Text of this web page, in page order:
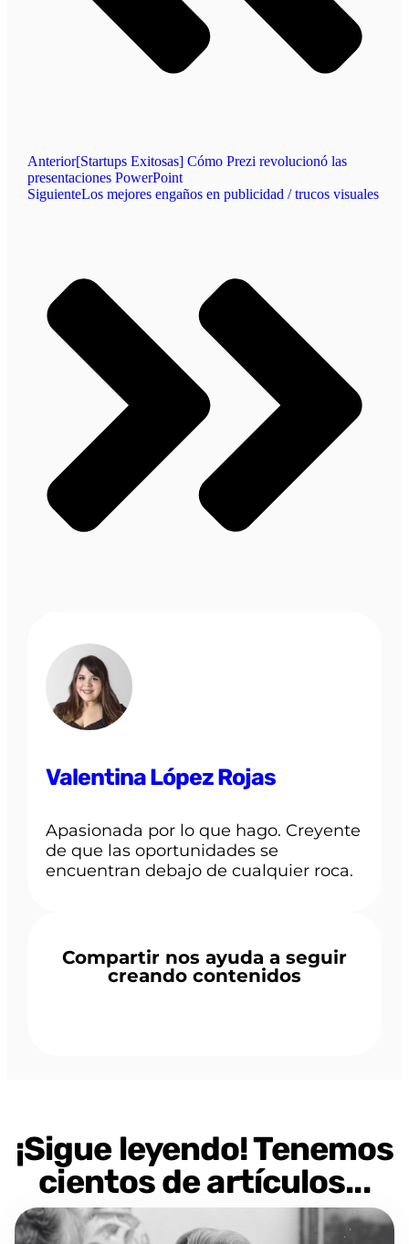
Anterior[Startups Exitosas] Cómo Prezi revolucionó las
presentaciones PowerPoint
SiguienteLos mejores engaños en publicidad / trucos visuales
Valentina López Rojas
Apasionada por lo que hago. Creyente
de que las oportunidades se
encuentran debajo de cualquier roca.
Compartir nos ayuda a seguir
creando contenidos
¡Sigue leyendo! Tenemos
cientos de artículos...